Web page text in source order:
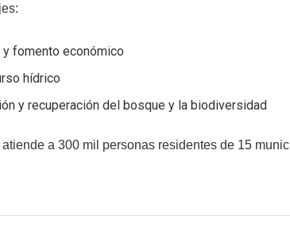
fomento económico
hídrico
y recuperación del bosque y la biodiversidad
a 300 mil personas residentes de 15